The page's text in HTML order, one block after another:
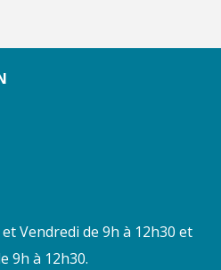
Vendredi de 9h à 12h30 et
9h à 12h30.